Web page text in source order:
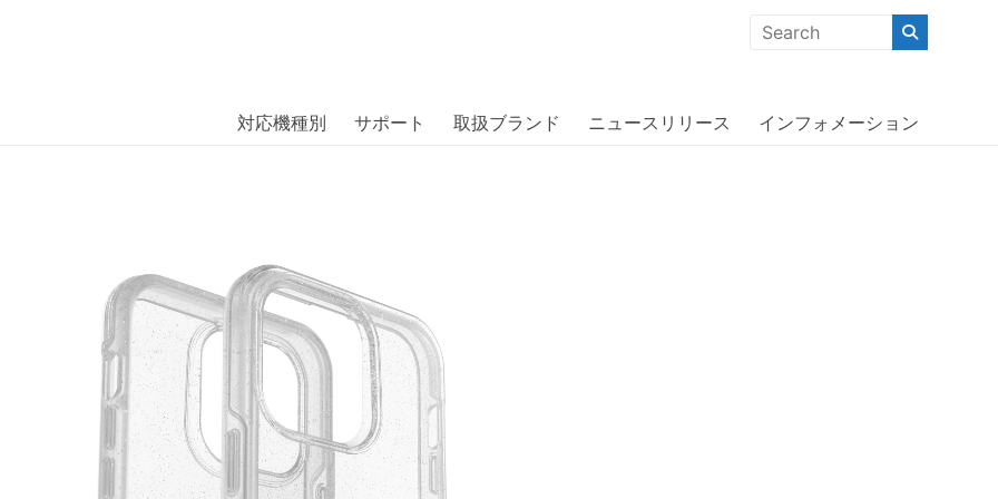
には、日本では珍しい「海外ブランド」をはじめ「ユニークな商品」「機能的な商品」「コストパフォーマンスの高い商
対応機種別 サポート 取扱ブランド ニュースリリース インフォメーション